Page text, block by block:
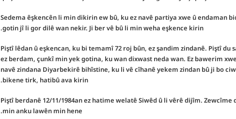
Sedema êşkencên li min dikirin ew bû, ku ez navê partiya xwe û endaman
gotin jî li gor dilê wan nekir. Ji ber vê bû li min weha eşkence kirin.
Piştî lêdan û eşkencan, ku bi temamî 72 roj bûn, ez şandim zindanê. Piştî du
ez berdam, çunkî min yek gotina, ku wan dixwast neda wan. Ez bawerim
navê zindana Diyarbekirê bihîstine, ku li vê cîhanê yekem zindan bû ji bo
bikene tirk, hatibû ava kirin.
Piştî berdanê 12/11/1984an ez hatime welatê Siwêd û li vêrê dijîm. Zewcîme
min anku lawên min hene.